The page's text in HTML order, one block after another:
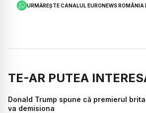
URMĂREȘTE CANALUL EURONEWS ROMÂNIA
TE-AR PUTEA
Donald Trump spune că premierul
va demisiona